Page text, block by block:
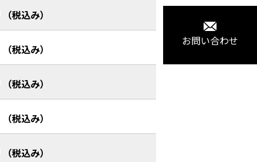
（税込み）
（税込み）
（税込み）
（税込み）
（税込み）
お問い合わせ